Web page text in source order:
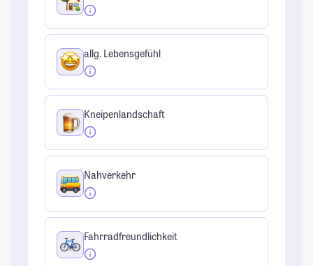
allg. Lebensgefühl
Kneipenlandschaft
Nahverkehr
Fahrradfreundlichkeit